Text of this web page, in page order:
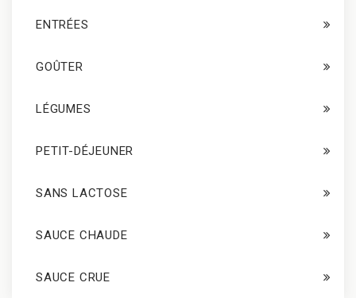
ENTRÉES
GOÛTER
LÉGUMES
PETIT-DÉJEUNER
SANS LACTOSE
SAUCE CHAUDE
SAUCE CRUE